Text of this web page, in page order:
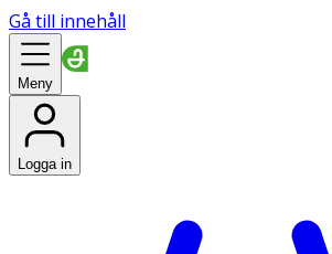
Gå till innehåll
Meny
Logga in